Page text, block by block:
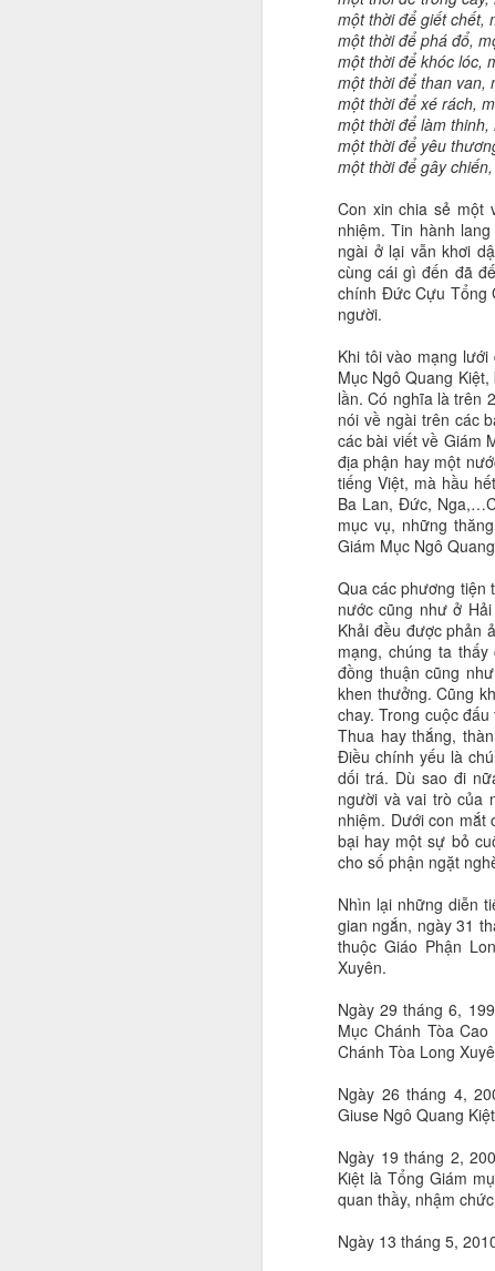
một thời để giết chết,
một thời để phá đổ,
một thời để khóc lóc,
một thời để than van,
một thời để xé rách,
một thời để làm
một thời để yêu
một thời để gây
Con xin chia sẻ một
nhiệm. Tin hành
ngài ở lại vẫn khơi
cùng cái gì đến đã
chính Đức Cựu Tổng
người.
Khi tôi vào mạng
Mục Ngô Quang
lần. Có nghĩa là trên
nói về ngài trên các
các bài viết về Giám
địa phận hay một
tiếng Việt, mà hầu
Ba Lan, Đức,
mục vụ, những
Giám Mục Ngô
Qua các phương tiện
nước cũng như ở
Khải đều được phản
mạng, chúng ta
đồng thuận cũng
khen thưởng. Cũng
chay. Trong cuộc
Thua hay thắng,
Điều chính yếu là
dối trá. Dù sao đi
người và vai trò của
nhiệm. Dưới con
bại hay một sự bỏ
cho số phận ngặt
Nhìn lại những diễn
gian ngắn, ngày 31
thuộc Giáo Phận
Xuyên.
Ngày 29 tháng 6,
Mục Chánh Tòa
Chánh Tòa Long
Ngày 26 tháng 4,
Giuse Ngô Quang
Ngày 19 tháng 2,
Kiệt là Tổng Giám
quan thầy, nhậm
Ngày 13 tháng 5,